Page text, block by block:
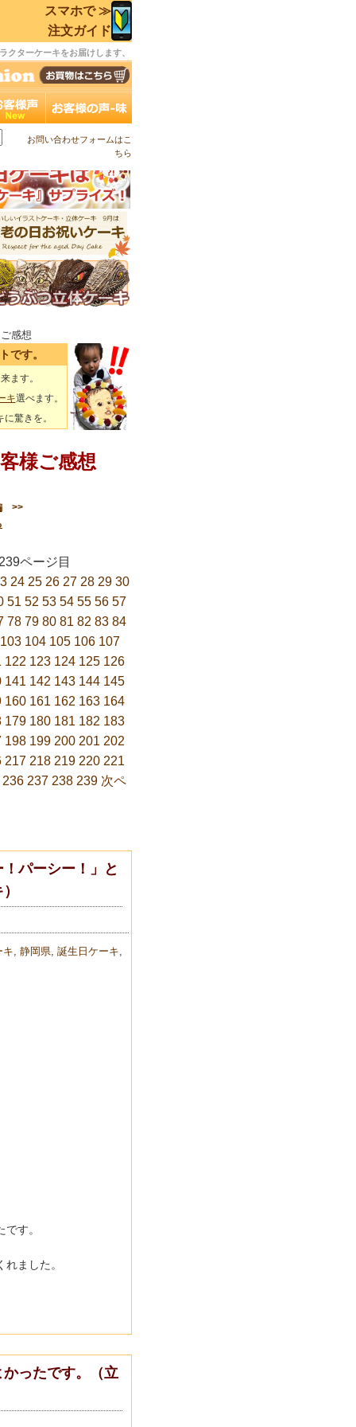
スマホで ≫
注文ガイド
クターケーキをお届けします、
お問い合わせフォームはこ
ちら
感想
です。
ます。
キ選べます。
驚きを。
様ご感想
>>
239ページ目
24 25 26 27 28 29 30
51 52 53 54 55 56 57
78 79 80 81 82 83 84
103 104 105 106 107
122 123 124 125 126
141 142 143 144 145
160 161 162 163 164
179 180 181 182 183
198 199 200 201 202
217 218 219 220 221
236 237 238 239 次ペ
パーシー！」と
キ 静岡県, 誕生日ケーキ
す。
ました。
ったです。（立